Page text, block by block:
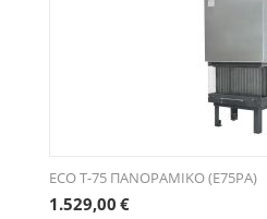
ECO Τ-75 ΠΑΝΟΡΑΜΙΚΟ (E75PA)
1.529,00 €